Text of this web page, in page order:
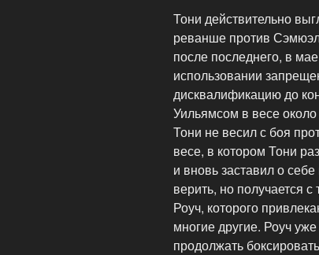
Тони действительно
реванше против
после последнего, в
использовании
дисквалификацию до
Уильямсом в весе
Тони не весил с боя
весе, в котором Тони
и вновь заставил о
верить, но получается
Роуч, которого
многие другие. Роуч
продолжать